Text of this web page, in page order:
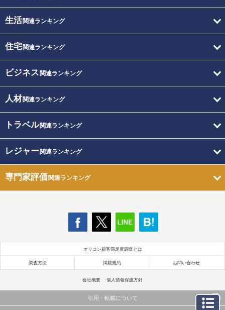
生活関連ランキング
住宅関連ランキング
ビジネス 関連ランキング
人材関連ランキング
トラベル関連ランキング
レジャー関連ランキング
専門家評価関連ランキング
オリコン顧客満足度調査とは
調査方法 掲載規約 お問い合わせ
会社概要 個人情報保護方針
引用・転載について